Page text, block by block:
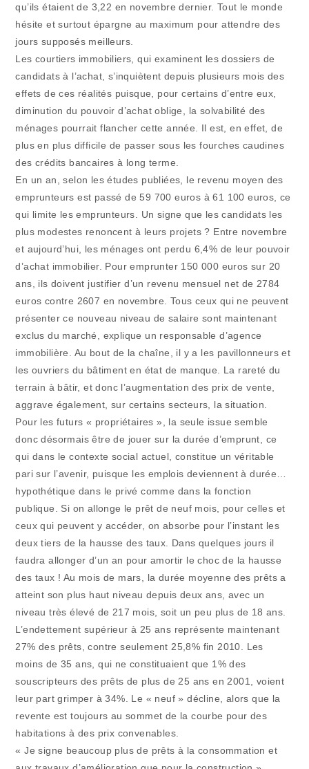
qu’ils étaient de 3,22 en novembre dernier. Tout le monde
hésite et surtout épargne au maximum pour attendre des
jours supposés meilleurs.
Les courtiers immobiliers, qui examinent les dossiers de
candidats à l’achat, s’inquiètent depuis plusieurs mois des
effets de ces réalités puisque, pour certains d’entre eux,
diminution du pouvoir d’achat oblige, la solvabilité des
ménages pourrait flancher cette année. Il est, en effet, de
plus en plus difficile de passer sous les fourches caudines
des crédits bancaires à long terme.
En un an, selon les études publiées, le revenu moyen des
emprunteurs est passé de 59 700 euros à 61 100 euros, ce
qui limite les emprunteurs. Un signe que les candidats les
plus modestes renoncent à leurs projets ? Entre novembre
et aujourd’hui, les ménages ont perdu 6,4% de leur pouvoir
d’achat immobilier. Pour emprunter 150 000 euros sur 20
ans, ils doivent justifier d’un revenu mensuel net de 2784
euros contre 2607 en novembre. Tous ceux qui ne peuvent
présenter ce nouveau niveau de salaire sont maintenant
exclus du marché, explique un responsable d’agence
immobilière. Au bout de la chaîne, il y a les pavillonneurs et
les ouvriers du bâtiment en état de manque. La rareté du
terrain à bâtir, et donc l’augmentation des prix de vente,
aggrave également, sur certains secteurs, la situation.
Pour les futurs « propriétaires », la seule issue semble
donc désormais être de jouer sur la durée d’emprunt, ce
qui dans le contexte social actuel, constitue un véritable
pari sur l’avenir, puisque les emplois deviennent à durée…
hypothétique dans le privé comme dans la fonction
publique. Si on allonge le prêt de neuf mois, pour celles et
ceux qui peuvent y accéder, on absorbe pour l’instant les
deux tiers de la hausse des taux. Dans quelques jours il
faudra allonger d’un an pour amortir le choc de la hausse
des taux ! Au mois de mars, la durée moyenne des prêts a
atteint son plus haut niveau depuis deux ans, avec un
niveau très élevé de 217 mois, soit un peu plus de 18 ans.
L’endettement supérieur à 25 ans représente maintenant
27% des prêts, contre seulement 25,8% fin 2010. Les
moins de 35 ans, qui ne constituaient que 1% des
souscripteurs des prêts de plus de 25 ans en 2001, voient
leur part grimper à 34%. Le « neuf » décline, alors que la
revente est toujours au sommet de la courbe pour des
habitations à des prix convenables.
« Je signe beaucoup plus de prêts à la consommation et